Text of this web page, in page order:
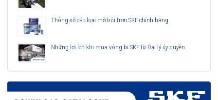
Thông số các loại mỡ bôi trơn SKF chính hãng
Những lợi ích khi mua vòng bi SKF từ Đại lý ủy quyền